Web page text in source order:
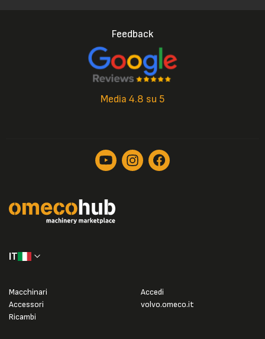
Feedback
Media 4.8 su 5
IT
Macchinari
Accessori
Ricambi
Accedi
volvo.omeco.it